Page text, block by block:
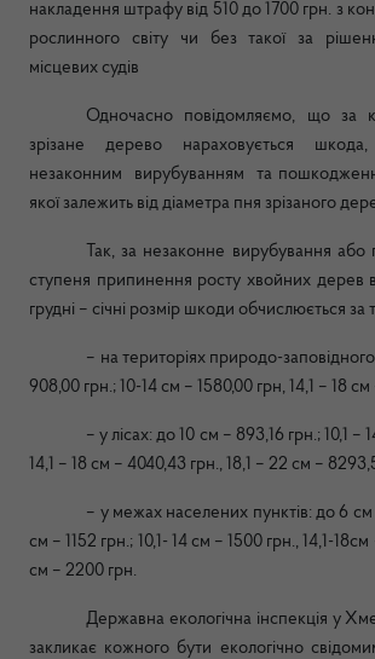
накладення штрафу від 510 до 1700 грн. з
рослинного світу чи без такої за
місцевих судів
Одночасно повідомляємо, що за
зрізане дерево нараховується
незаконним
вирубуванням
та
якої залежить від діаметра пня зрізаного
Так, за незаконне вирубування
ступеня припинення росту хвойних дерев
грудні – січні розмір шкоди обчислюється
– на територіях природо-
908,00 грн.; 10-14 см – 1580,00 грн, 14,1 – 18
– у лісах: до 10 см – 893,16 грн.; 10,1 –
14,1 – 18 см – 4040,43 грн., 18,1 – 22 см –
– у межах населених пунктів: до 6 см
см – 1152 грн.; 10,1- 14 см – 1500 грн., 14,1-
см – 2200 грн.
Державна екологічна інспекція у
закликає кожного бути екологічно